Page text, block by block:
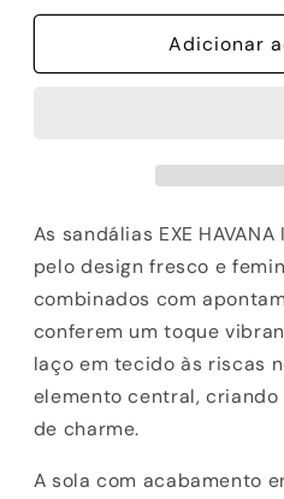
quantidade
SANDALIAS
de
Adicionar
As sandálias EXE
pelo design fresco e
combinados com
conferem um toque
laço em tecido às riscas
elemento central,
de charme.
A sola com acabamento